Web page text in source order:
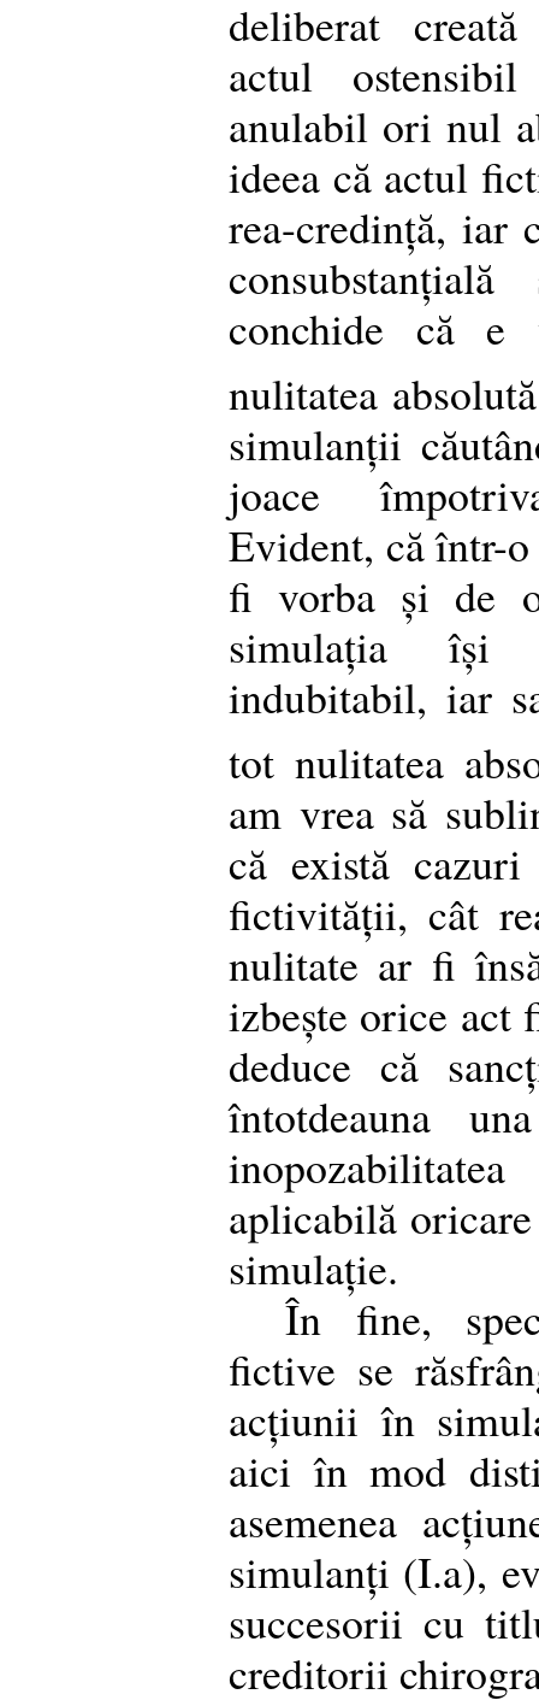
deliberat
actul
anulabil ori nul
ideea că actul
rea-credință, iar
conchide că e
nulitatea absolută
simulanții
joace
Evident, că într-o
fi vorba și de
simulația își
indubitabil, iar
tot nulitatea
am vrea să
că există
fictivității, cât
nulitate ar fi
izbește orice act
deduce că
întotdeauna
aplicabilă
simulație.
În fine,
fictive se
acțiunii în
aici în mod
asemenea
simulanți (I.a),
succesorii cu
creditorii